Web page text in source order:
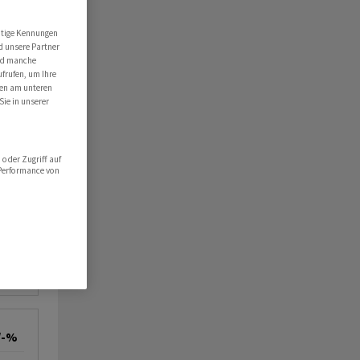
%
Kennungen
unsere Partner
manche
um Ihre
am unteren
in unserer
oder Zugriff auf
von